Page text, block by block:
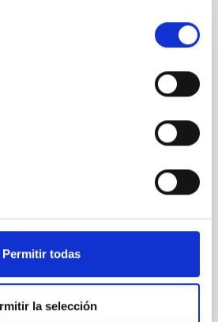
Permitir todas
la selección
instalación del Telescopio
Roque de los Muchachos
operación y, cuando así se
su demolición, retirada y